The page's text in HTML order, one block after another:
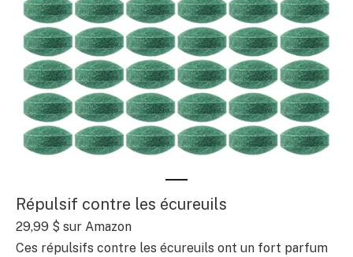
Répulsif contre les écureuils
29,99 $ sur Amazon
Ces répulsifs contre les écureuils ont un fort parfum